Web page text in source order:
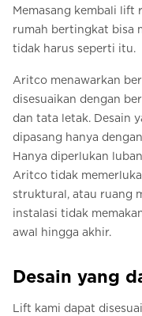
Memasang kembali lift
rumah bertingkat bisa
tidak harus seperti itu.
Aritco menawarkan
disesuaikan dengan
dan tata letak. Desain
dipasang hanya
Hanya diperlukan
Aritco tidak
struktural, atau ruang
instalasi tidak
awal hingga akhir.
Desain yang
Lift kami dapat